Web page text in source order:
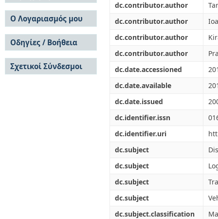
dc.contributor.author
dc.contributor.author
dc.contributor.author
dc.contributor.author
dc.date.accessioned
dc.date.available
dc.date.issued
dc.identifier.issn
dc.identifier.uri
dc.subject
dc.subject
dc.subject
dc.subject
dc.subject.classification
Σε όλο το DSpace
Κοινότητες & Συλλογές
Ανά Ημερομηνία
Έκδοσης
Συγγραφείς
Τίτλοι
Θέματα
Ο Λογαριασμός μου
Σύνδεση
Εγγραφή
Οδηγίες / Βοήθεια
Οδηγίες Υποβολής
Οδηγίες Χρήσης ΙΑ
Συχνές Ερωτήσεις
Σχετικοί Σύνδεσμοι